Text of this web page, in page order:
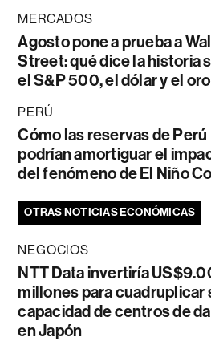
MERCADOS
Agosto pone a prueba a
Street: qué dice la historia
el S&P 500, el dólar y el oro
PERÚ
Cómo las reservas de Perú
podrían amortiguar el
del fenómeno de El Niño
OTRAS NOTICIAS ECONÓMICAS
NEGOCIOS
NTT Data invertiría
millones para cuadruplicar
capacidad de centros de
en Japón